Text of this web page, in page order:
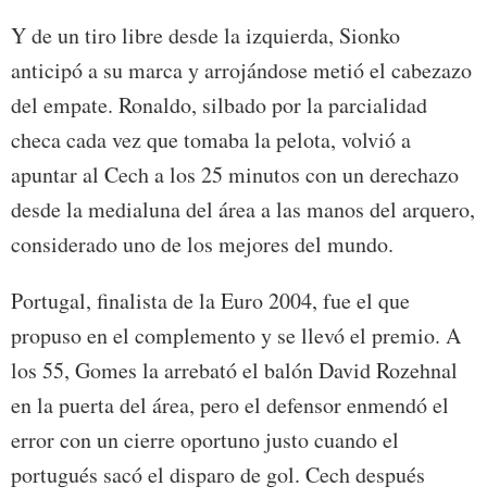
Y de un tiro libre desde la izquierda, Sionko
anticipó a su marca y arrojándose metió el cabezazo
del empate. Ronaldo, silbado por la parcialidad
checa cada vez que tomaba la pelota, volvió a
apuntar al Cech a los 25 minutos con un derechazo
desde la medialuna del área a las manos del arquero,
considerado uno de los mejores del mundo.
Portugal, finalista de la Euro 2004, fue el que
propuso en el complemento y se llevó el premio. A
los 55, Gomes la arrebató el balón David Rozehnal
en la puerta del área, pero el defensor enmendó el
error con un cierre oportuno justo cuando el
portugués sacó el disparo de gol. Cech después